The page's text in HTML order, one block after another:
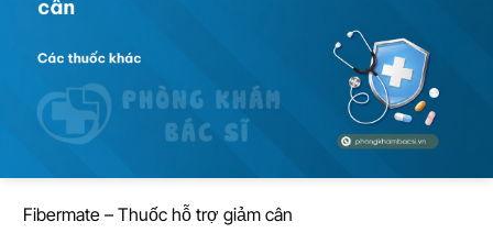
Fibermate – Thuốc hỗ trợ giảm cân